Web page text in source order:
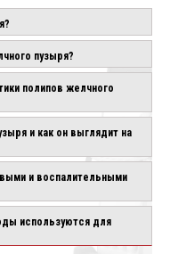
пузыря?
полипов желчного
и как он выглядит на
и воспалительными
используются для
С
CHISON SONOGO
EBIT 90